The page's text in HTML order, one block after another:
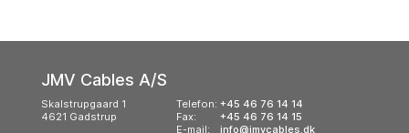
JMV Cables A/S
Skalstrupgaard 1
4621 Gadstrup
Telefon:
Fax:
E-mail:
+45 46 76 14 14
+45 46 76 14 15
info@jmvcables.dk